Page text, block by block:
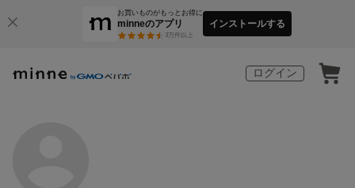
お買いものがもっとお得に
minneのアプリ
3万件以上
インストールする
ログイン